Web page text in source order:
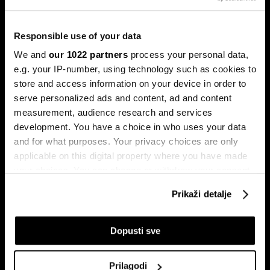
Responsible use of your data
We and our 1022 partners process your personal data,
e.g. your IP-number, using technology such as cookies to
store and access information on your device in order to
serve personalized ads and content, ad and content
measurement, audience research and services
development. You have a choice in who uses your data
and for what purposes. Your privacy choices are only
applicable on this digital property where you have made
If you allow, we would also like to:
Collect information about your geographical
Prikaži detalje
Dopusti sve
Prilagodi
kredite: Prag od 50.000 KM prenizak
potrošačke, odnosno nenamjenske kredite sa sadašnjih
50.000 KM, tvrdeći da taj prag više ne odgovara rastu
plata i životnih troškova.
Transferi do 5.000 KM za svega
10 sekundi